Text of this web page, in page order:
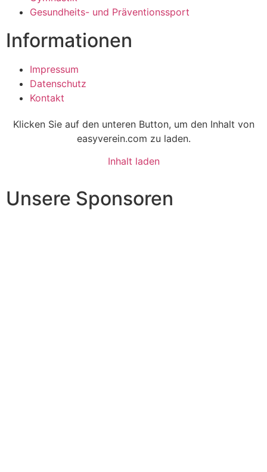
Gesundheits- und Präventionssport
Informationen
Impressum
Datenschutz
Kontakt
Klicken Sie auf den unteren Button, um den Inhalt von
easyverein.com zu laden.
Inhalt laden
Unsere Sponsoren